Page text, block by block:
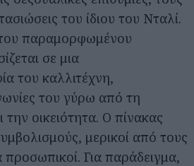
του ίδιου του Νταλί.
παραμορφωμένου
σε μια
του καλλιτέχνη,
του γύρω από τη
την οικειότητα. Ο πίνακας
μερικοί από τους
προσωπικοί. Για παράδειγμα,